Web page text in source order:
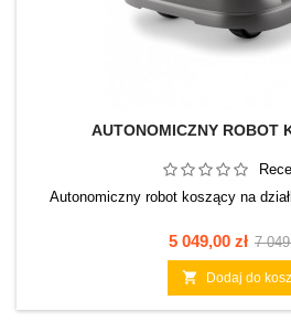
AUTONOMICZNY ROBOT
Autonomiczny robot koszący na
Cena
5 049,00 zł Cena
7
 Dodaj do